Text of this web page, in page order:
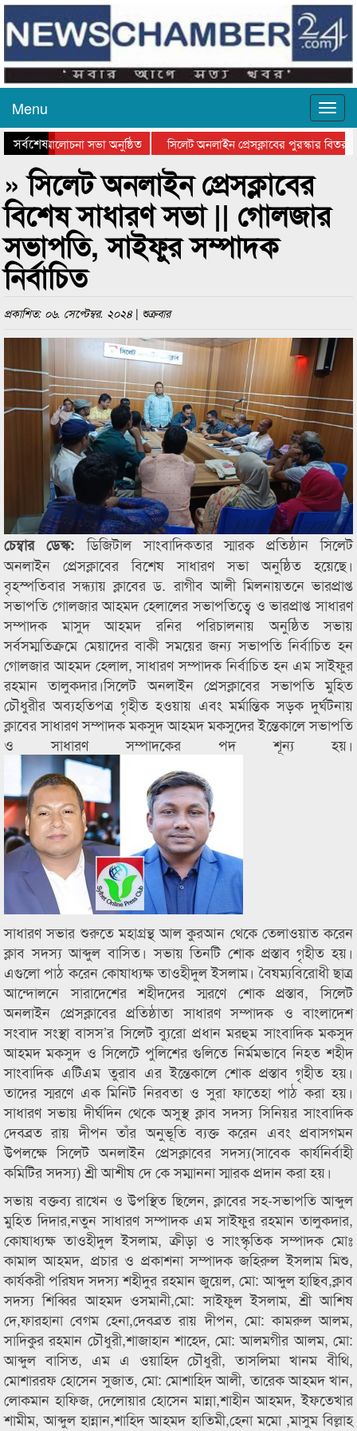
Menu
সর্বশেষআলোচনা সভা অনুষ্ঠিত
সিলেট অনলাইন প্রেসক্লাবের পুরস্কার বিতরণ
সভা ও সম্মাননা প্রদান
কানাইঘাটের কিশোর আহাদের খুনি সায়েমের
» সিলেট অনলাইন প্রেসক্লাবের
বিশেষ সাধারণ সভা || গোলজার
সভাপতি, সাইফুর সম্পাদক
নির্বাচিত
প্রকাশিত: ০৬. সেপ্টেম্বর. ২০২৪ | শুক্রবার
চেম্বার ডেস্ক:ডিজিটাল সাংবাদিকতার স্মারক প্রতিষ্ঠান সিলেট
অনলাইন প্রেসক্লাবের বিশেষ সাধারণ সভা অনুষ্ঠিত হয়েছে।
বৃহস্পতিবার সন্ধ্যায় ক্লাবের ড. রাগীব আলী মিলনায়তনে ভারপ্রাপ্ত
সভাপতি গোলজার আহমদ হেলালের সভাপতিত্বে ও ভারপ্রাপ্ত সাধারণ
সম্পাদক মাসুদ আহমদ রনির পরিচালনায় অনুষ্ঠিত সভায়
সর্বসম্মতিক্রমে মেয়াদের বাকী সময়ের জন্য সভাপতি নির্বাচিত হন
গোলজার আহমদ হেলাল, সাধারণ সম্পাদক নির্বাচিত হন এম সাইফুর
রহমান তালুকদার।সিলেট অনলাইন প্রেসক্লাবের সভাপতি মুহিত
চৌধুরীর অব্যহতিপত্র গৃহীত হওয়ায় এবং মর্মান্তিক সড়ক দুর্ঘটনায়
ক্লাবের সাধারণ সম্পাদক মকসুদ আহমদ মকসুদের ইন্তেকালে সভাপতি
ও সাধারণ সম্পাদকের পদ শূন্য হয়।
সাধারণ সভার শুরুতে মহাগ্রন্থ আল কুরআন থেকে তেলাওয়াত করেন
ক্লাব সদস্য আব্দুল বাসিত। সভায় তিনটি শোক প্রস্তাব গৃহীত হয়।
এগুলো পাঠ করেন কোষাধ্যক্ষ তাওহীদুল ইসলাম। বৈষম্যবিরোধী ছাত্র
আন্দোলনে সারাদেশের শহীদদের স্মরণে শোক প্রস্তাব, সিলেট
অনলাইন প্রেসক্লাবের প্রতিষ্ঠাতা সাধারণ সম্পাদক ও বাংলাদেশ
সংবাদ সংস্থা বাসস’র সিলেট ব্যুরো প্রধান মরহুম সাংবাদিক মকসুদ
আহমদ মকসুদ ও সিলেটে পুলিশের গুলিতে নির্মমভাবে নিহত শহীদ
সাংবাদিক এটিএম তুরাব এর ইন্তেকালে শোক প্রস্তাব গৃহীত হয়।
তাদের স্মরণে এক মিনিট নিরবতা ও সুরা ফাতেহা পাঠ করা হয়।
সাধারণ সভায় দীর্ঘদিন থেকে অসুস্থ ক্লাব সদস্য সিনিয়র সাংবাদিক
দেবব্রত রায় দীপন তাঁর অনুভূতি ব্যক্ত করেন এবং প্রবাসগমন
উপলক্ষে সিলেট অনলাইন প্রেসক্লাবের সদস্য(সাবেক কার্যনির্বাহী
কমিটির সদস্য) শ্রী আশীষ দে কে সম্মাননা স্মারক প্রদান করা হয়।
সভায় বক্তব্য রাখেন ও উপস্থিত ছিলেন, ক্লাবের সহ-সভাপতি আব্দুল
মুহিত দিদার,নতুন সাধারণ সম্পাদক এম সাইফুর রহমান তালুকদার,
কোষাধ্যক্ষ তাওহীদুল ইসলাম, ক্রীড়া ও সাংস্কৃতিক সম্পাদক মোঃ
কামাল আহমদ, প্রচার ও প্রকাশনা সম্পাদক জহিরুল ইসলাম মিশু,
কার্যকরী পরিষদ সদস্য শহীদুর রহমান জুয়েল, মো: আব্দুল হাছিব,ক্লাব
সদস্য শিব্বির আহমদ ওসমানী,মো: সাইফুল ইসলাম, শ্রী আশিষ
দে,ফারহানা বেগম হেনা,দেবব্রত রায় দীপন, মো: কামরুল আলম,
সাদিকুর রহমান চৌধুরী,শাজাহান শাহেদ, মো: আলমগীর আলম, মো:
আব্দুল বাসিত, এম এ ওয়াহিদ চৌধুরী, তাসলিমা খানম বীথি,
মোশাররফ হোসেন সুজাত, মো: মোশাহিদ আলী, তারেক আহমদ খান,
লোকমান হাফিজ, দেলোয়ার হোসেন মান্না,শাহীন আহমদ, ইফতেখার
শামীম, আব্দুল হান্নান,শাহিদ আহমদ হাতিমী,হেনা মমো ,মাসুম বিল্লাহ